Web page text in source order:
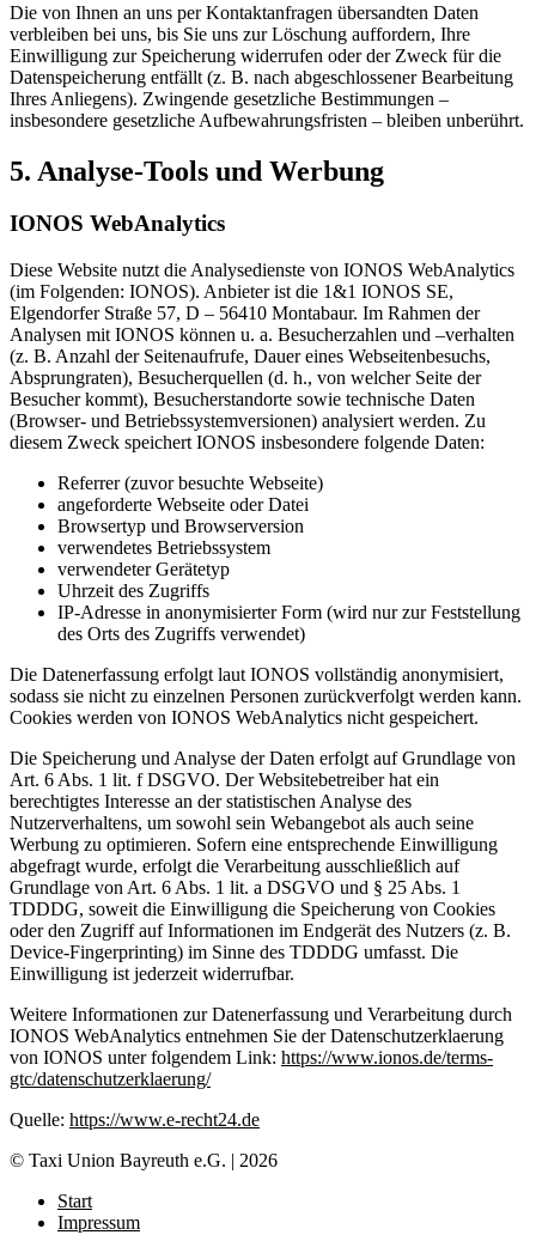
Die von Ihnen an uns per Kontaktanfragen übersandten Daten
verbleiben bei uns, bis Sie uns zur Löschung auffordern, Ihre
Einwilligung zur Speicherung widerrufen oder der Zweck für die
Datenspeicherung entfällt (z. B. nach abgeschlossener Bearbeitung
Ihres Anliegens). Zwingende gesetzliche Bestimmungen –
insbesondere gesetzliche Aufbewahrungsfristen – bleiben unberührt.
5. Analyse-Tools und Werbung
IONOS WebAnalytics
Diese Website nutzt die Analysedienste von IONOS WebAnalytics
(im Folgenden: IONOS). Anbieter ist die 1&1 IONOS SE,
Elgendorfer Straße 57, D – 56410 Montabaur. Im Rahmen der
Analysen mit IONOS können u. a. Besucherzahlen und –verhalten
(z. B. Anzahl der Seitenaufrufe, Dauer eines Webseitenbesuchs,
Absprungraten), Besucherquellen (d. h., von welcher Seite der
Besucher kommt), Besucherstandorte sowie technische Daten
(Browser- und Betriebssystemversionen) analysiert werden. Zu
diesem Zweck speichert IONOS insbesondere folgende Daten:
Referrer (zuvor besuchte Webseite)
angeforderte Webseite oder Datei
Browsertyp und Browserversion
verwendetes Betriebssystem
verwendeter Gerätetyp
Uhrzeit des Zugriffs
IP-Adresse in anonymisierter Form (wird nur zur Feststellung
des Orts des Zugriffs verwendet)
Die Datenerfassung erfolgt laut IONOS vollständig anonymisiert,
sodass sie nicht zu einzelnen Personen zurückverfolgt werden kann.
Cookies werden von IONOS WebAnalytics nicht gespeichert.
Die Speicherung und Analyse der Daten erfolgt auf Grundlage von
Art. 6 Abs. 1 lit. f DSGVO. Der Websitebetreiber hat ein
berechtigtes Interesse an der statistischen Analyse des
Nutzerverhaltens, um sowohl sein Webangebot als auch seine
Werbung zu optimieren. Sofern eine entsprechende Einwilligung
abgefragt wurde, erfolgt die Verarbeitung ausschließlich auf
Grundlage von Art. 6 Abs. 1 lit. a DSGVO und § 25 Abs. 1
TDDDG, soweit die Einwilligung die Speicherung von Cookies
oder den Zugriff auf Informationen im Endgerät des Nutzers (z. B.
Device-Fingerprinting) im Sinne des TDDDG umfasst. Die
Einwilligung ist jederzeit widerrufbar.
Weitere Informationen zur Datenerfassung und Verarbeitung durch
IONOS WebAnalytics entnehmen Sie der Datenschutzerklaerung
von IONOS unter folgendem Link: https://www.ionos.de/terms-
gtc/datenschutzerklaerung/
Quelle: https://www.e-recht24.de
© Taxi Union Bayreuth e.G. | 2026
Start
Impressum